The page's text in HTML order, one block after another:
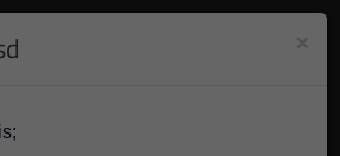
8.9/10284beoordelingenBekijk +